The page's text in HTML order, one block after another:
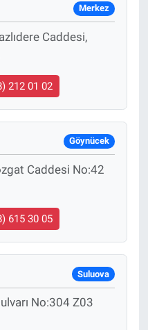
Merkez
Caddesi,
212 01 02
Göynücek
Caddesi No:42
615 30 05
Suluova
No:304 Z03